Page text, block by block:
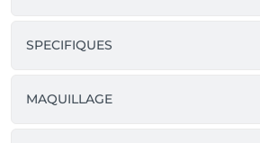
SPECIFIQUES
MAQUILLAGE